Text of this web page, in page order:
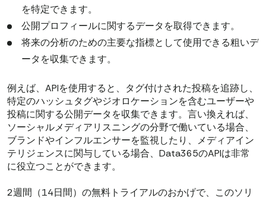
を特定できます。
公開プロフィールに関するデータを取得できます。
将来の分析のための主要な指標として使用できる粗いデ
ータを収集できます。
例えば、APIを使用すると、タグ付けされた投稿を追跡し、
特定のハッシュタグやジオロケーションを含むユーザーや
投稿に関する公開データを収集できます。言い換えれば、
ソーシャルメディアリスニングの分野で働いている場合、
ブランドやインフルエンサーを監視したり、メディアイン
テリジェンスに関与している場合、Data365のAPIは非常
に役立つことができます。
2週間（14日間）の無料トライアルのおかげで、このソリ